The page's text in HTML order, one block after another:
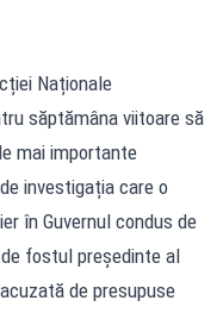
Naționale
săptămâna viitoare să
mai importante
investigația care o
în Guvernul condus de
fostul președinte al
de presupuse